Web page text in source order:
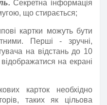
Секретна інформація
що стирається;
картки можуть бути
Перші - зручні,
на відстань до 10
на екрані
карток необхідно
таких як цільова